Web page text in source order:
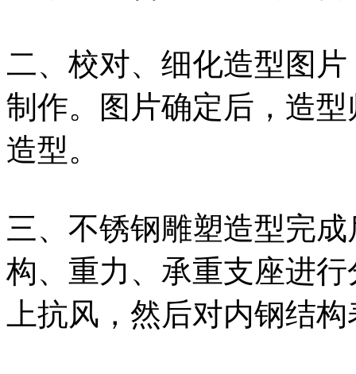
二、校对、细化造型图
制作。图片确定后，造
造型。
三、不锈钢雕塑造型完
构、重力、承重支座进
上抗风，然后对内钢结